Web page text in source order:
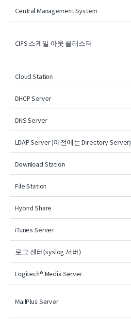
Central Management System
CIFS 스케일 아웃 클러스터
Cloud Station
DHCP Server
DNS Server
LDAP Server (이전에는 Directory Server)
Download Station
File Station
Hybrid Share
iTunes Server
로그 센터(syslog 서버)
Logitech® Media Server
MailPlus Server